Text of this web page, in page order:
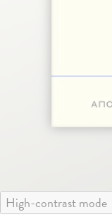
High-contrast mode